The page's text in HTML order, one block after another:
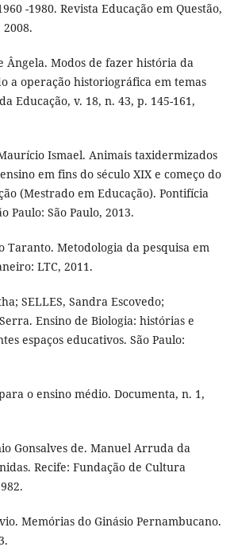
-1980. Revista Educação em Questão,
2008.
Ângela. Modos de fazer história da
a operação historiográfica em temas
Educação, v. 18, n. 43, p. 145-161,
Ismael. Animais taxidermizados
em fins do século XIX e começo do
(Mestrado em Educação). Pontifícia
Paulo: São Paulo, 2013.
Taranto. Metodologia da pesquisa em
LTC, 2011.
SELLES, Sandra Escovedo;
Ensino de Biologia: histórias e
espaços educativos. São Paulo:
o ensino médio. Documenta, n. 1,
Gonsalves de. Manuel Arruda da
Recife: Fundação de Cultura
Memórias do Ginásio Pernambucano.